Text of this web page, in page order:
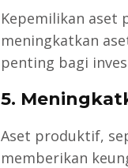
Kepemilikan
meningkatkan
penting bagi
5.
Aset produktif,
memberikan